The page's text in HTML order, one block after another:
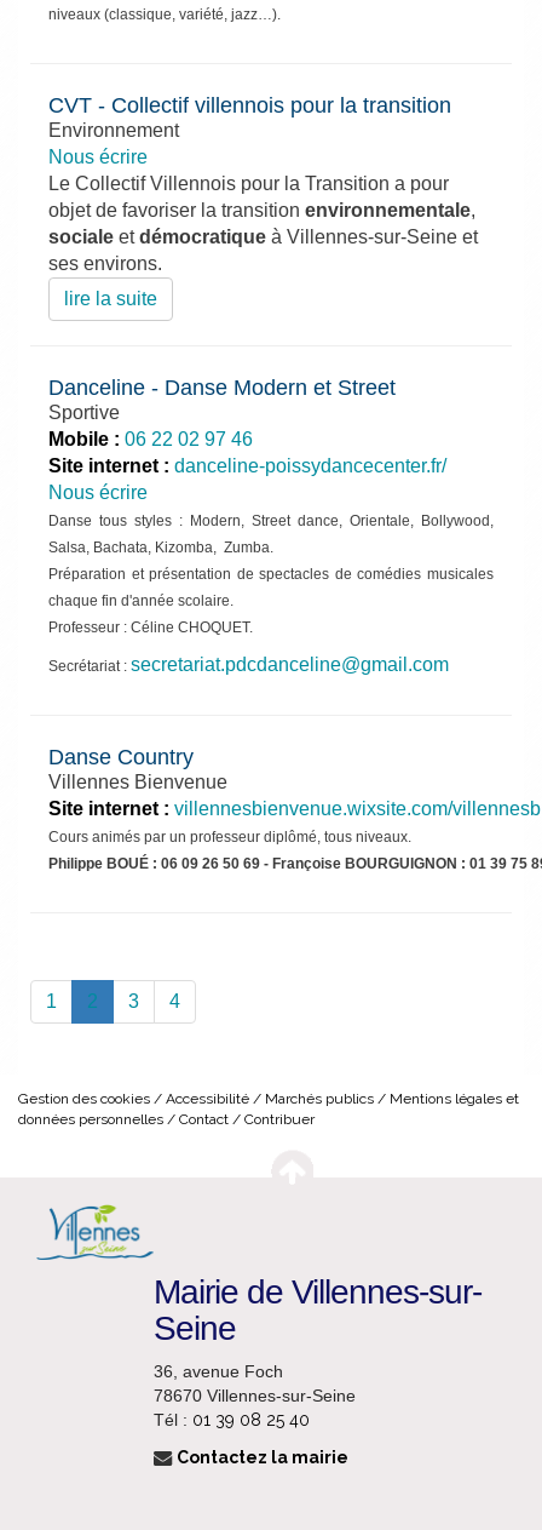
niveaux (classique, variété, jazz…).
CVT - Collectif villennois pour la transition
Environnement
Nous écrire
Le Collectif Villennois pour la Transition a pour
objet de favoriser la transition environnementale,
sociale etdémocratique à Villennes-sur-Seine et
ses environs.
lire la suite
Danceline - Danse Modern et Street
Sportive
Mobile : 06 22 02 97 46
Site internet : danceline-poissydancecenter.fr/
Nous écrire
Danse tous styles : Modern, Street dance, Orientale, Bollywood,
Salsa, Bachata, Kizomba, Zumba.
Préparation et présentation de spectacles de comédies musicales
chaque fin d'année scolaire.
Professeur : Céline CHOQUET.
Secrétariat : secretariat.pdcdanceline@gmail.com
Danse Country
Villennes Bienvenue
Site internet : villennesbienvenue.wixsite.com/
Cours animés par un professeur diplômé, tous niveaux.
Philippe BOUÉ : 06 09 26 50 69 - Françoise BOURGUIGNON : 01 39 75
1 2 (current)
3 4
Gestion des cookies Accessibilité Marchés publics
Mentions légales et
données personnelles
Contact Contribuer
Mairie de Villennes-sur-
Seine
36, avenue Foch
78670 Villennes-sur-Seine
Tél : 01 39 08 25 40
Contactez la mairie